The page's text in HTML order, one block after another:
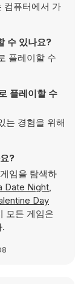
컴퓨터에서 가
수 있나요?
플레이할 수
플레이할 수
는 경험을 위해
?
임을 탐색하
Date Night,
Day
모든 게임은